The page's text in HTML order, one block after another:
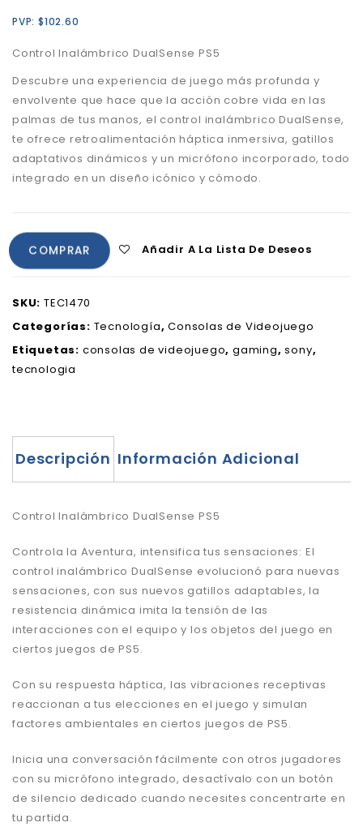
PVP: $102.60
Control Inalámbrico DualSense PS5
Descubre una experiencia de juego más profunda y
envolvente que hace que la acción cobre vida en las
palmas de tus manos, el control inalámbrico DualSense,
te ofrece retroalimentación háptica inmersiva, gatillos
adaptativos dinámicos y un micrófono incorporado, todo
integrado en un diseño icónico y cómodo.
COMPRAR Añadir A La Lista De Deseos
SKU: TEC1470
Categorías: Tecnología,Consolas de Videojuego
Etiquetas: consolas de videojuego,gaming,sony,
tecnologia
Descripción Información Adicional
Control Inalámbrico DualSense PS5
Controla la Aventura, intensifica tus sensaciones: El
control inalámbrico DualSense evolucionó para nuevas
sensaciones, con sus nuevos gatillos adaptables, la
resistencia dinámica imita la tensión de las
interacciones con el equipo y los objetos del juego en
ciertos juegos de PS5.
Con su respuesta háptica, las vibraciones receptivas
reaccionan a tus elecciones en el juego y simulan
factores ambientales en ciertos juegos de PS5.
Inicia una conversación fácilmente con otros jugadores
con su micrófono integrado, desactívalo con un botón
de silencio dedicado cuando necesites concentrarte en
tu partida.